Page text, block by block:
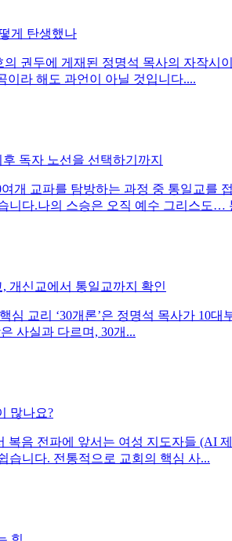
게 탄생했나
의 권두에 게재된 정명석 목사의 자작
이라 해도 과언이 아닐 것입니다....
독자 노선을 선택하기까지
개 교파를 탐방하는 과정 중 통일교를
니다.나의 스승은 오직 예수 그리스도…
개신교에서 통일교까지 확인
심 교리 ‘30개론’은 정명석 목사가 10
사실과 다르며, 30개...
많나요?
복음 전파에 앞서는 여성 지도자들 (AI
습니다. 전통적으로 교회의 핵심 사...